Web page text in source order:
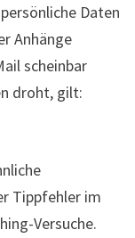
Daten
Anhänge
scheinbar
droht, gilt:
Tippfehler im
Versuche.